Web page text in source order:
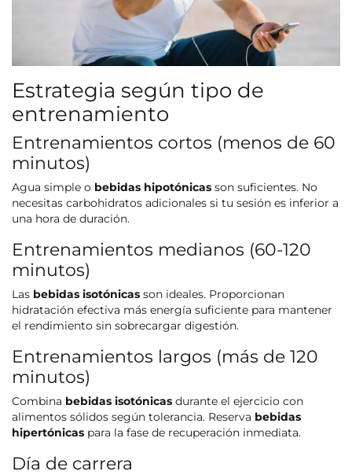
Estrategia según tipo de
entrenamiento
Entrenamientos cortos (menos de 60
minutos)
Agua simple o bebidas hipotónicas son suficientes. No
necesitas carbohidratos adicionales si tu sesión es inferior a
una hora de duración.
Entrenamientos medianos (60-120
minutos)
Las bebidas isotónicas son ideales. Proporcionan
hidratación efectiva más energía suficiente para mantener
el rendimiento sin sobrecargar digestión.
Entrenamientos largos (más de 120
minutos)
Combina bebidas isotónicas durante el ejercicio con
alimentos sólidos según tolerancia. Reserva bebidas
hipertónicas para la fase de recuperación inmediata.
Día de carrera